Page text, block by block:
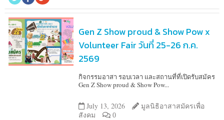
Gen Z Show proud & Show Pow x
Volunteer Fair วันที่ 25-26 ก.ค.
2569
กิจกรรมอาสา รอบเวลา และสถานที่ที่เปิดรับสมัคร
Gen Z Show proud & Show Pow...
July 13, 2026
มูลนิธิอาสาสมัครเพื่อ
สังคม
0